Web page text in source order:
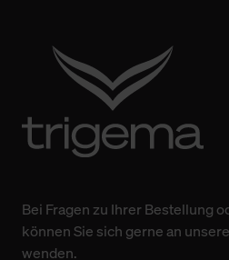
Bei Fragen zu Ihrer Bestellung
können Sie sich gerne an
wenden.